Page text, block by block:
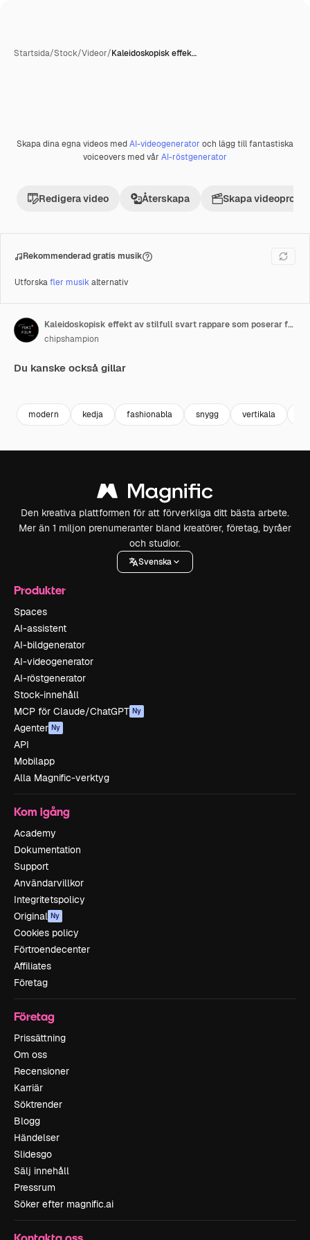
Startsida/Stock/Videor/Kaleidoskopisk effek…
Premie
Skapa dina egna videos medAI-videogenerator och lägg till fantastiska
voiceovers med vår AI-röstgenerator
Redigera video Återskapa Skapa
Rekommenderad gratis musik
Utforskafler musikalternativ
Kaleidoskopisk effekt av stilfull svart rappare som poserar för kameran med självförtroende.
chipshampion
Du kanske också gillar
modern kedja fashionabla snygg vertikala
Den kreativa plattformen för att förverkliga ditt bästa arbete.
Mer än 1 miljon prenumeranter bland kreatörer, företag, byråer
och studior.
Svenska
Produkter
Spaces
AI-assistent
AI-bildgenerator
AI-videogenerator
AI-röstgenerator
Stock-innehåll
MCP för Claude/ChatGPT Ny
Agenter Ny
API
Mobilapp
Alla Magnific-verktyg
Kom igång
Academy
Dokumentation
Support
Användarvillkor
Integritetspolicy
Original Ny
Cookies policy
Förtroendecenter
Affiliates
Företag
Företag
Prissättning
Om oss
Recensioner
Karriär
Söktrender
Blogg
Händelser
Slidesgo
Sälj innehåll
Pressrum
Söker efter magnific.ai